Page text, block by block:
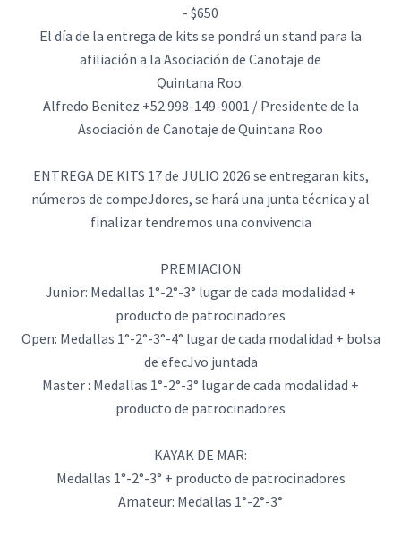
- $650
El día de la entrega de kits se pondrá un stand para la
afiliación a la Asociación de Canotaje de
Quintana Roo.
Alfredo Benitez +52 998-149-9001 / Presidente de la
Asociación de Canotaje de Quintana Roo
ENTREGA DE KITS 17 de JULIO 2026 se entregaran kits,
números de compeJdores, se hará una junta técnica y al
finalizar tendremos una convivencia
PREMIACION
Junior: Medallas 1°-2°-3° lugar de cada modalidad +
producto de patrocinadores
Open: Medallas 1°-2°-3°-4° lugar de cada modalidad + bolsa
de efecJvo juntada
Master : Medallas 1°-2°-3° lugar de cada modalidad +
producto de patrocinadores
KAYAK DE MAR:
Medallas 1°-2°-3° + producto de patrocinadores
Amateur: Medallas 1°-2°-3°